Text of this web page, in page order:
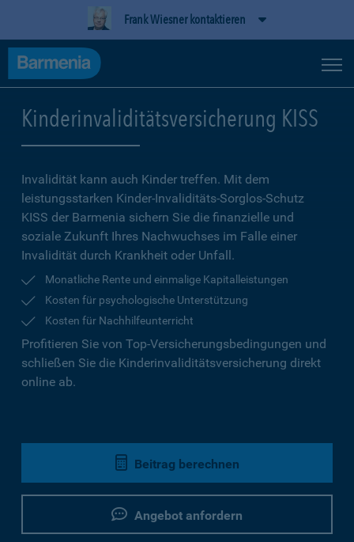
Frank Wiesner kontaktieren
Kinderinvaliditätsversicherung KISS
Invalidität kann auch Kinder treffen. Mit dem
leistungsstarken Kinder-Invaliditäts-Sorglos-Schutz
KISS der Barmenia sichern Sie die finanzielle und
soziale Zukunft Ihres Nachwuchses im Falle einer
Invalidität durch Krankheit oder Unfall.
Monatliche Rente und einmalige Kapitalleistungen
Kosten für psychologische Unterstützung
Kosten für Nachhilfeunterricht
Profitieren Sie von Top-Versicherungsbedingungen und
schließen Sie die Kinderinvaliditätsversicherung direkt
online ab.
Beitrag berechnen
Angebot anfordern